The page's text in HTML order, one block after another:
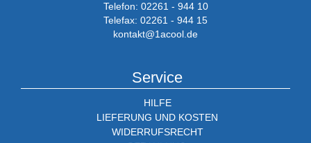
Telefon: 02261 - 944 10
Telefax: 02261 - 944 15
kontakt@1acool.de
Service
HILFE
LIEFERUNG UND KOSTEN
WIDERRUFSRECHT